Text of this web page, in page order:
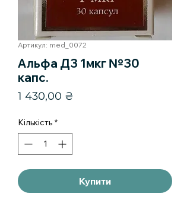
Артикул: med_0072
Альфа Д3 1мкг №30
капс.
1 430,00 ₴
Кількість *
Купити